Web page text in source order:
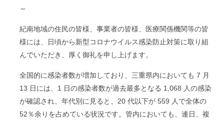
～
紀南地域の住民の皆様、事業者の皆様、医療関係機関等の皆
様には、日頃から新型コロナウイルス感染防止対策に取り組
んでいただき、厚く御礼を申し上げます。
全国的に感染者数が増加しており、三重県内においても 7 月
13 日には、1 日の感染者数が過去最多となる 1,068 人の感染
が確認され、年代別に見ると、20 代以下が 559 人で全体の
52％余りを占めている状況です。管内においても、連日、複